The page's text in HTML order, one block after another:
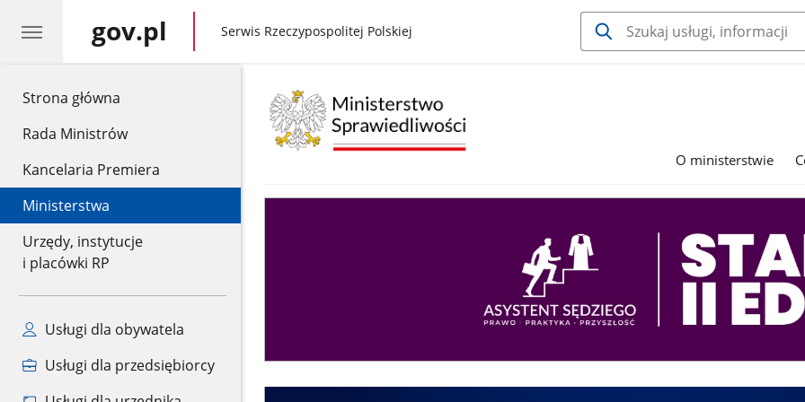
Strona główna
Rada Ministrów
Kancelaria Premiera
Ministerstwa
Urzędy, instytucje
i placówki RP
Usługi dla obywatela
Usługi dla przedsiębiorcy
gov.pl gov.pl
Serwis Rzeczypospolitej Polskiej
O ministerstwie